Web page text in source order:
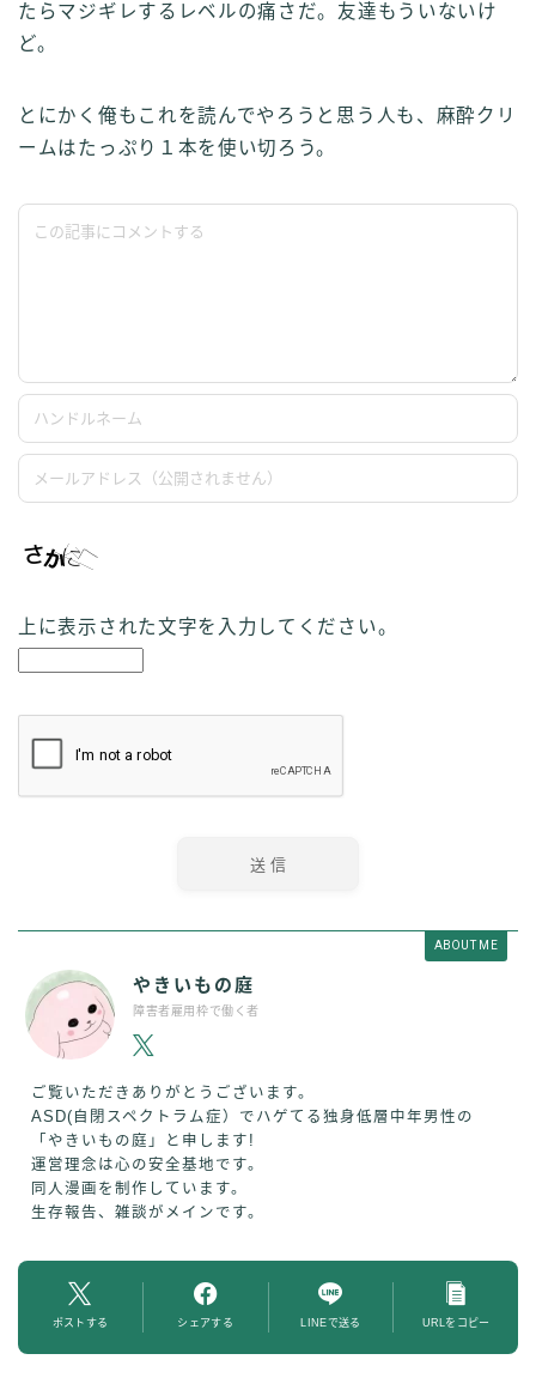
たらマジギレするレベルの痛さだ。友達もういないけ
ど。
とにかく俺もこれを読んでやろうと思う人も、麻酔クリ
ームはたっぷり１本を使い切ろう。
上に表示された文字を入力してください。
ABOUT ME
やきいもの庭
障害者雇用枠で働く者
ご覧いただきありがとうございます。
ASD(自閉スペクトラム症）でハゲてる独身低層中年男性の
「やきいもの庭」と申します!
運営理念は心の安全基地です。
同人漫画を制作しています。
生存報告、雑談がメインです。
ポストする シェアする LINEで送る URLをコピー